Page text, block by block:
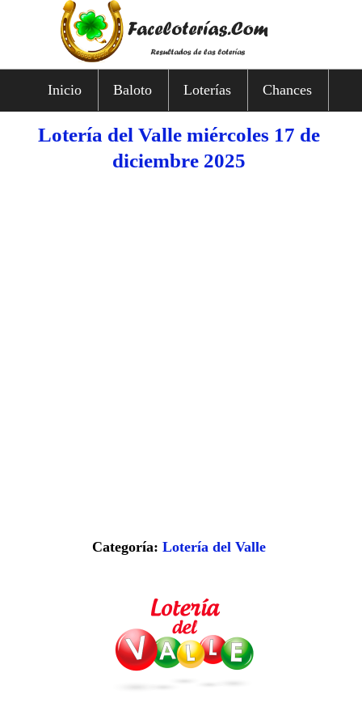
Inicio Baloto Loterías Chances
Lotería del Valle miércoles 17 de
diciembre 2025
Categoría:Lotería del Valle